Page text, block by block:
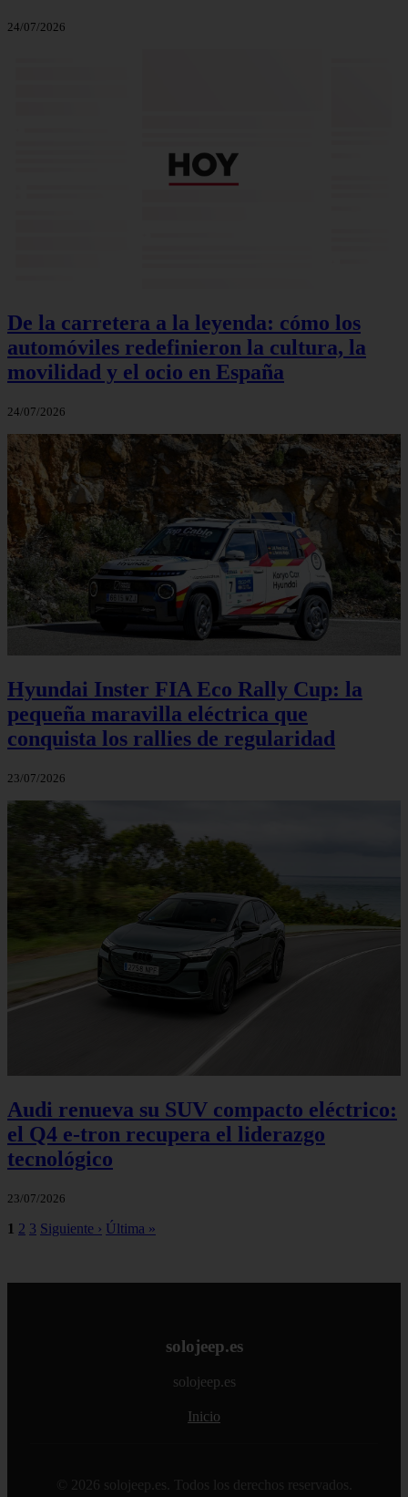
24/07/2026
De la carretera a la leyenda: cómo los
automóviles redefinieron la cultura, la
movilidad y el ocio en España
24/07/2026
Hyundai Inster FIA Eco Rally Cup: la
pequeña maravilla eléctrica que
conquista los rallies de regularidad
23/07/2026
Audi renueva su SUV compacto eléctrico:
el Q4 e‑tron recupera el liderazgo
tecnológico
23/07/2026
1 2 3 Siguiente › Última »
solojeep.es
solojeep.es
Inicio
© 2026 solojeep.es. Todos los derechos reservados.